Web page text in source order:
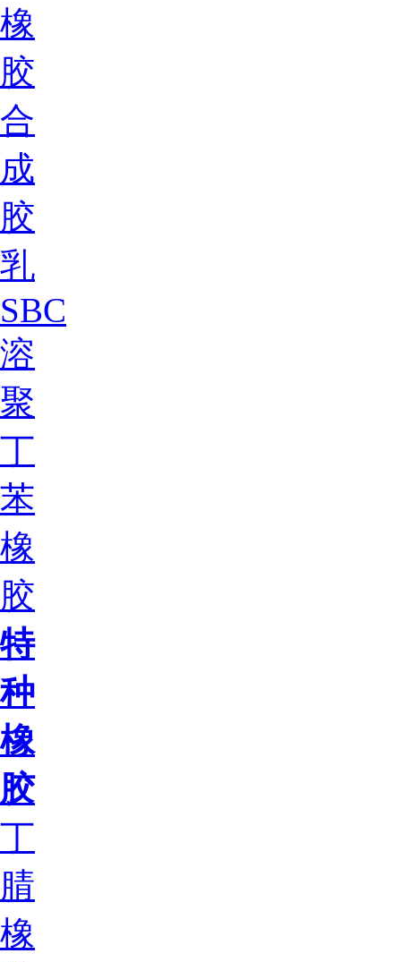
橡
胶
合
成
胶
乳
SBC
溶
聚
丁
苯
橡
胶
特
种
橡
胶
丁
腈
橡